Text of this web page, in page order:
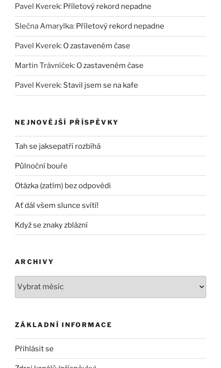
Pavel Kverek: Příletový rekord nepadne
Slečna Amarylka: Příletový rekord nepadne
Pavel Kverek: O zastaveném čase
Martin Trávníček: O zastaveném čase
Pavel Kverek: Stavil jsem se na kafe
NEJNOVĚJŠÍ PŘÍSPĚVKY
Tah se jaksepatří rozbíhá
Půlnoční bouře
Otázka (zatím) bez odpovědi
Ať dál všem slunce svítí!
Když se znaky zblázní
ARCHIVY
ZÁKLADNÍ INFORMACE
Přihlásit se